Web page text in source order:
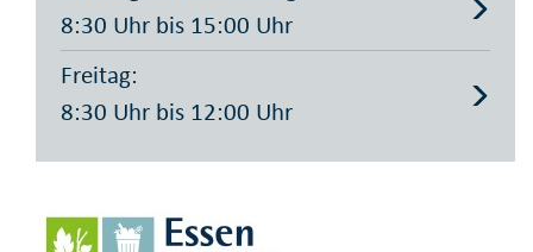
8:30 Uhr bis 15:00 Uhr
Freitag:
8:30 Uhr bis 12:00 Uhr